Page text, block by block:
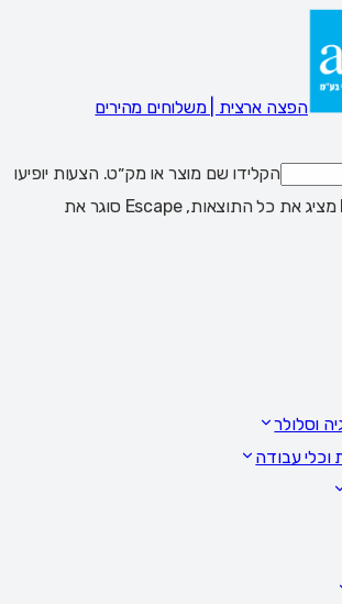
הפצה ארצית | משלוחים מהירים
הקלידו שם מוצר או מק״ט. הצעות יופיעו
מתחת לשדה; Enter מציג את כל התוצאות, Escape סוגר את
וסלולר
עבודה